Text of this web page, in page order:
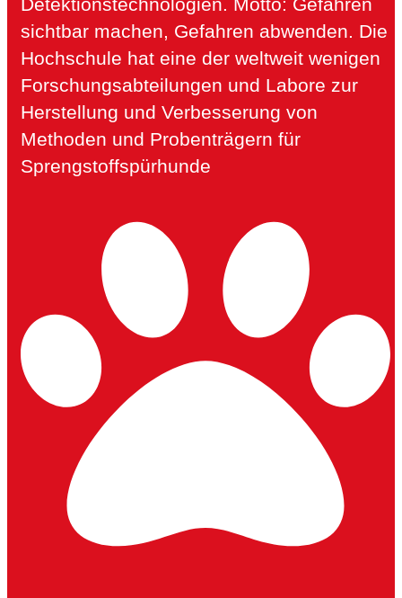
sichtbar machen, Gefahren abwenden. Die
Hochschule hat eine der weltweit wenigen
Forschungsabteilungen und Labore zur
Herstellung und Verbesserung von
Methoden und Probenträgern für
Sprengstoffspürhunde